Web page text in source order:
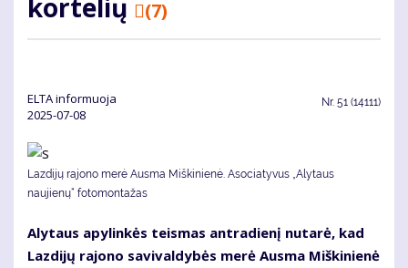
kortelių
(7)
ELTA informuoja
2025-07-08
Nr. 51 (14111)
Lazdijų rajono merė Ausma Miškinienė. Asociatyvus „Alytaus
naujienų“ fotomontažas
Alytaus apylinkės teismas antradienį nutarė, kad
Lazdijų rajono savivaldybės merė Ausma Miškinienė